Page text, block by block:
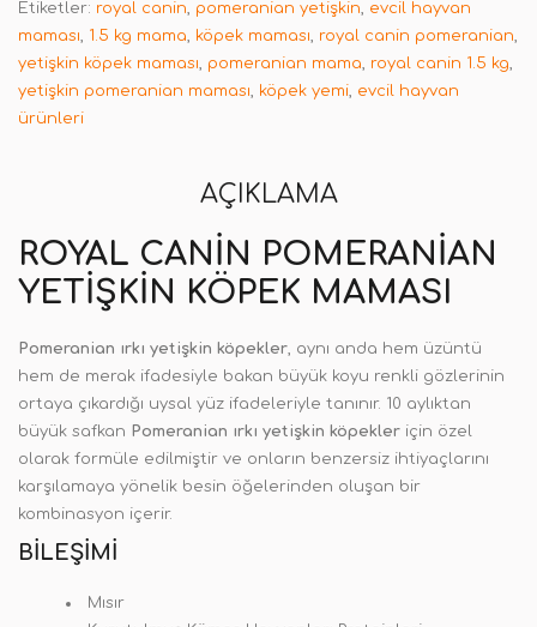
Etiketler: royal canin, pomeranian yetişkin, evcil hayvan
maması, 1.5 kg mama, köpek maması, royal canin pomeranian,
yetişkin köpek maması, pomeranian mama, royal canin 1.5 kg,
yetişkin pomeranian maması, köpek yemi, evcil hayvan
ürünleri
AÇIKLAMA
ROYAL CANIN POMERANIAN
YETIŞKIN KÖPEK MAMASI
Pomeranian ırkı yetişkin köpekler, aynı anda hem üzüntü
hem de merak ifadesiyle bakan büyük koyu renkli gözlerinin
ortaya çıkardığı uysal yüz ifadeleriyle tanınır. 10 aylıktan
büyük safkan Pomeranian ırkı yetişkin köpekler için özel
olarak formüle edilmiştir ve onların benzersiz ihtiyaçlarını
karşılamaya yönelik besin öğelerinden oluşan bir
kombinasyon içerir.
BILEŞIMI
Mısır